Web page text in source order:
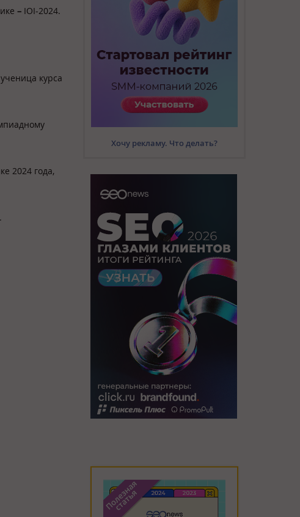
– IOI-2024.
курса
2024 года,
Хочу рекламу. Что делать?